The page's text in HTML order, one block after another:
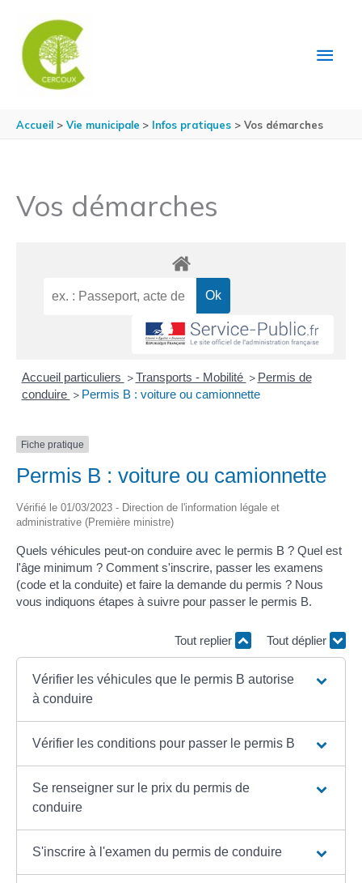
Accueil Vie municipale Infos pratiques Vos démarches
Vos démarches
Accueil particuliers > Transports - Mobilité > Permis de
conduire > Permis B : voiture ou camionnette
Fiche pratique
Permis B : voiture ou camionnette
Vérifié le 01/03/2023 - Direction de l'information légale et
administrative (Première ministre)
Quels véhicules peut-on conduire avec le permis B ? Quel est
l'âge minimum ? Comment s'inscrire, passer les examens
(code et la conduite) et faire la demande du permis ? Nous
vous indiquons étapes à suivre pour passer le permis B.
Tout replier Tout déplier
Vérifier les véhicules que le permis B autorise
à conduire
Vérifier les conditions pour passer le permis B
Se renseigner sur le prix du permis de
conduire
S'inscrire à l'examen du permis de conduire